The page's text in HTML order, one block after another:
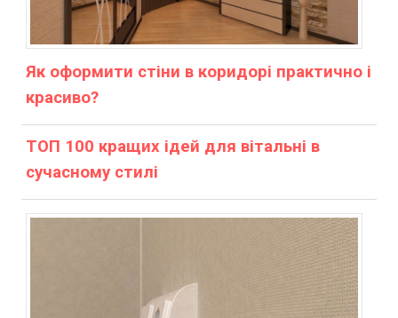
Як оформити стіни в коридорі практично і
красиво?
ТОП 100 кращих ідей для вітальні в
сучасному стилі